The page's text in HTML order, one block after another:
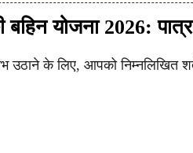
बहिन योजना 2026:
उठाने के लिए, आपको निम्नलिखित